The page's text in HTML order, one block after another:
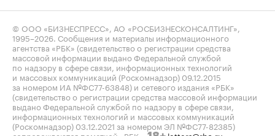
© ООО «БИЗНЕСПРЕСС», АО «РОСБИЗНЕСКОНСАЛТИНГ»,
1995–2026 . Сообщения и материалы информационного
агентства «РБК» (свидетельство о регистрации средства
массовой информации выдано Федеральной службой
по надзору в сфере связи, информационных технологий
и массовых коммуникаций (Роскомнадзор) 09.12.2015
за номером ИА №ФС77-63848) и сетевого издания «РБК»
(свидетельство о регистрации средства массовой информации
выдано Федеральной службой по надзору в сфере связи,
информационных технологий и массовых коммуникаций
(Роскомнадзор) 03.12.2021 за номером ЭЛ №ФС77-82385)